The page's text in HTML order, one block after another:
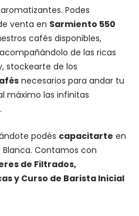
Podes
venta en Sarmiento 550
cafés disponibles,
de las ricas
stockearte de los
necesarios para andar tu
máximo las infinitas
podés capacitarte en
Blanca. Contamos con
de Filtrados,
y Curso de Barista Inicial